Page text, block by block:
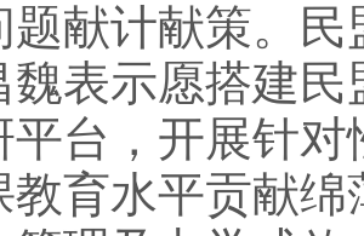
题献计献策。
魏表示愿搭建
平台，开展针
教育水平贡献